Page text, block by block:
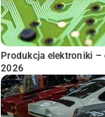
Produkcja elektroniki –
2026